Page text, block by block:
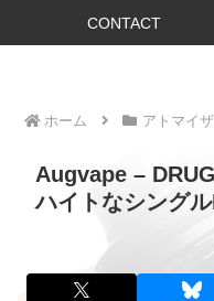
CONTACT
ホーム アトマイ
Augvape –
ハイトなシング